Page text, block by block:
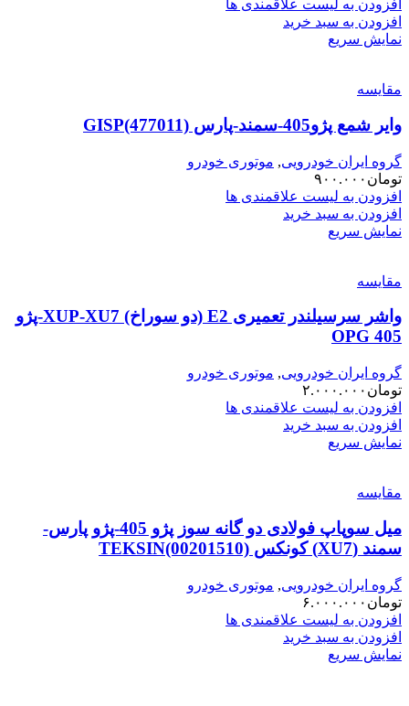
افزودن به لیست علاقمندی ها
افزودن به سبد خرید
نمایش سریع
مقایسه
وایر شمع پژو405-سمند-پارس GISP(477011)
گروه ایران خودرویی, موتوری خودرو
تومان ۹۰۰.۰۰۰
افزودن به لیست علاقمندی ها
افزودن به سبد خرید
نمایش سریع
مقایسه
واشر سرسیلندر تعمیری E2 (دو سوراخ) XUP-XU7-پژو
405 OPG
گروه ایران خودرویی, موتوری خودرو
تومان ۲.۰۰۰.۰۰۰
افزودن به لیست علاقمندی ها
افزودن به سبد خرید
نمایش سریع
مقایسه
میل سوپاپ فولادی دو گانه سوز پژو 405-پژو پارس-
سمند (XU7) کونکس TEKSIN(00201510)
گروه ایران خودرویی, موتوری خودرو
تومان ۶.۰۰۰.۰۰۰
افزودن به لیست علاقمندی ها
افزودن به سبد خرید
نمایش سریع